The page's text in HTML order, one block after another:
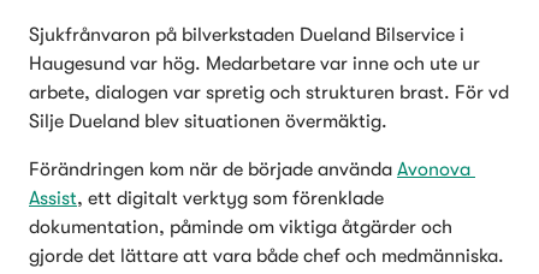
Sjukfrånvaron på bilverkstaden Dueland Bilservice i
Haugesund var hög. Medarbetare var inne och ute ur
arbete, dialogen var spretig och strukturen brast. För vd
Silje Dueland blev situationen övermäktig.
Förändringen kom när de började använda Avonova
Assist, ett digitalt verktyg som förenklade
dokumentation, påminde om viktiga åtgärder och
gjorde det lättare att vara både chef och medmänniska.